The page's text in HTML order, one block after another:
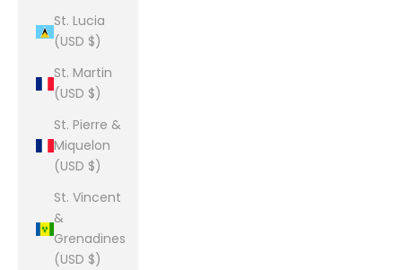
St. Lucia
(USD $)
St. Martin
(USD $)
St. Pierre &
Miquelon
(USD $)
St. Vincent
&
Grenadines
(USD $)